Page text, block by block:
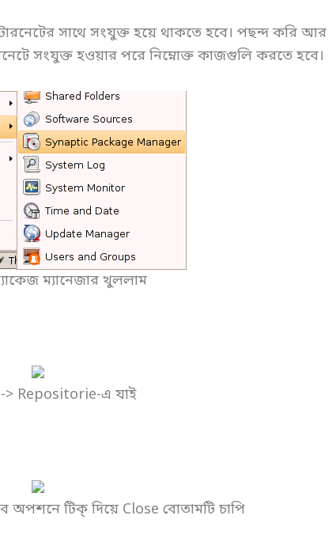
সাথে সংযুক্ত হয়ে থাকতে হবে। পছন্দ করি আর
সংযুক্ত হওয়ার পরে নিম্নোক্ত কাজগুলি করতে হবে।
ম্যানেজার খুললাম
Repositorie-এ যাই
টিক্ দিয়ে Close বোতামটি চাপি